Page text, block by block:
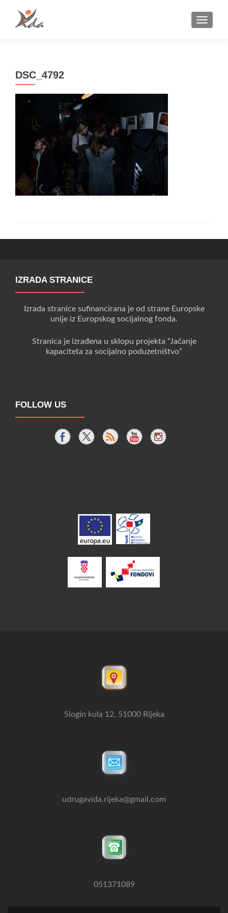
DSC_4792
IZRADA STRANICE
Izrada stranice sufinancirana je od strane Europske
unije iz Europskog socijalnog fonda.
Stranica je izrađena u sklopu projekta “Jačanje
kapaciteta za socijalno poduzetništvo”
FOLLOW US
Slogin kula 12, 51000 Rijeka
udrugavida.rijeka@gmail.com
051371089